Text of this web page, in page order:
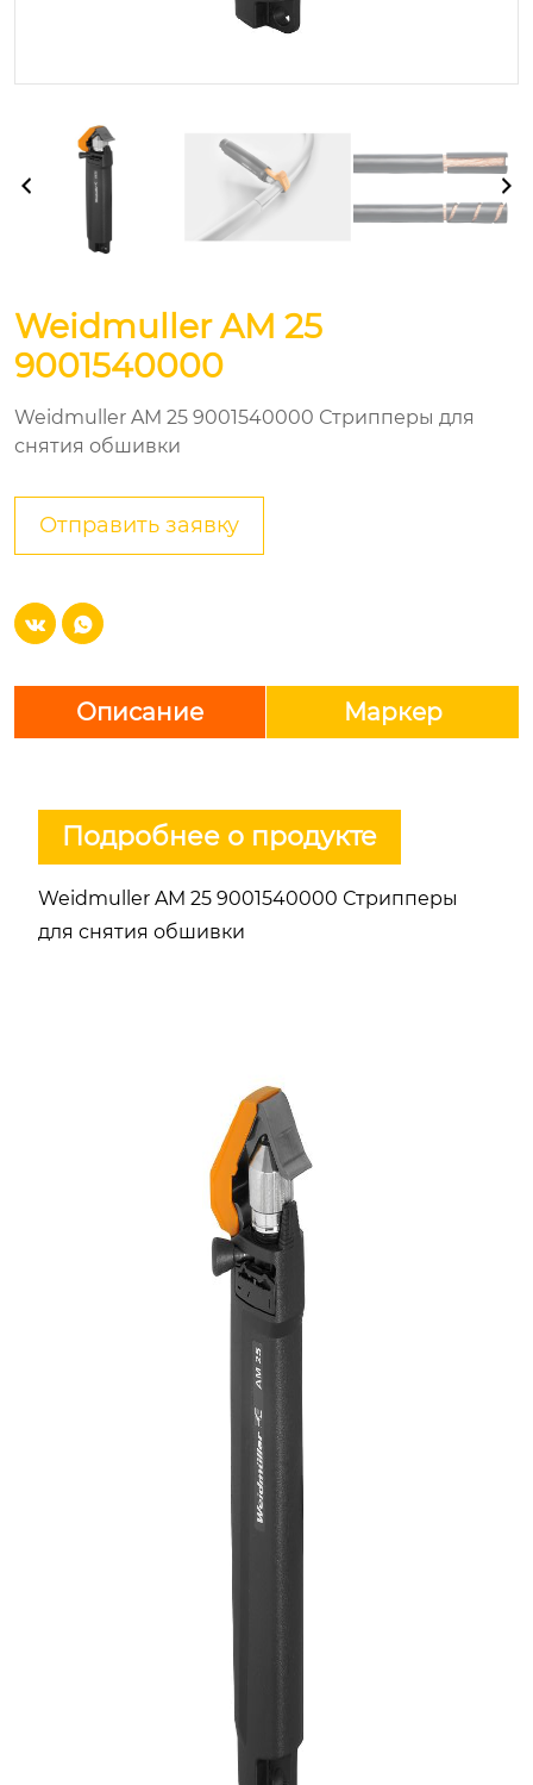
Weidmuller AM 25
9001540000
Weidmuller AM 25 9001540000 Стрипперы для
снятия обшивки
Отправить заявку
 
Описание Маркер
Подробнее о продукте
Weidmuller AM 25 9001540000 Стрипперы
для снятия обшивки